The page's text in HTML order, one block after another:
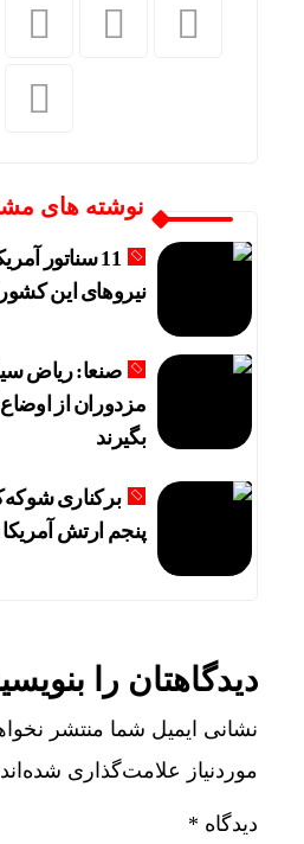
نوشته های
11 سناتور
نیروهای این
صنعا: ریاض
مزدوران از
بگیرند
برکناری
پنجم ارتش آمریکا
دیدگاهتان را
نشانی ایمیل شما منتشر
موردنیاز علامت‌گذاری شده‌اند
دیدگاه *